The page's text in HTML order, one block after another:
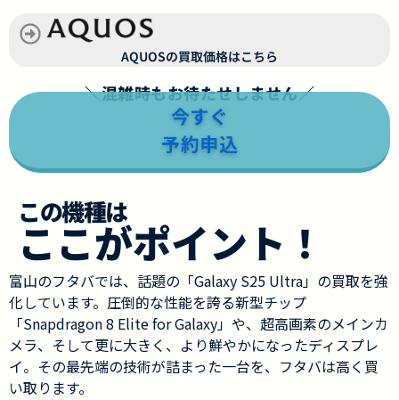
AQUOSの買取価格はこちら
＼混雑時もお待たせしません／
今すぐ
予約申込
この機種は
ここがポイント！
富山のフタバでは、話題の「Galaxy S25 Ultra」の買取を強
化しています。圧倒的な性能を誇る新型チップ
「Snapdragon 8 Elite for Galaxy」や、超高画素のメインカ
メラ、そして更に大きく、より鮮やかになったディスプレ
イ。その最先端の技術が詰まった一台を、フタバは高く買
い取ります。